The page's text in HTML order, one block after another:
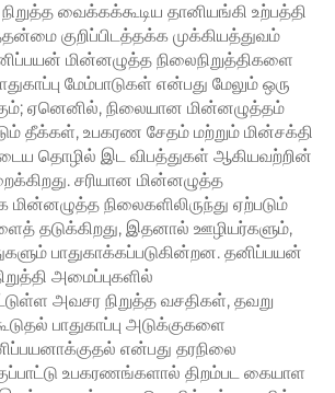
வைக்கக்கூடிய தானியங்கி உற்பத்தி
குறிப்பிடத்தக்க முக்கியத்துவம்
மின்னழுத்த நிலைநிறுத்திகளை
மேம்பாடுகள் என்பது மேலும் ஒரு
ஏனெனில், நிலையான மின்னழுத்தம்
தீக்கள், உபகரண சேதம் மற்றும் மின்சக்தி
தொழில் இட விபத்துகள் ஆகியவற்றின்
சரியான மின்னழுத்த
மின்னழுத்த நிலைகளிலிருந்து ஏற்படும்
தடுக்கிறது, இதனால் ஊழியர்களும்,
பாதுகாக்கப்படுகின்றன. தனிப்பயன்
அமைப்புகளில்
அவசர நிறுத்த வசதிகள், தவறு
பாதுகாப்பு அடுக்குகளை
என்பது தரநிலை
உபகரணங்களால் திறம்பட கையாள